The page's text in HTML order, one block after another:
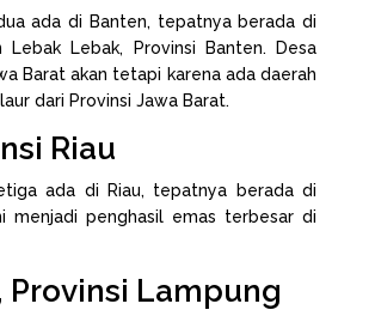
ada di Banten, tepatnya berada di
Lebak, Provinsi Banten. Desa
Barat akan tetapi karena ada daerah
dari Provinsi Jawa Barat.
Riau
ada di Riau, tepatnya berada di
menjadi penghasil emas terbesar di
Provinsi Lampung